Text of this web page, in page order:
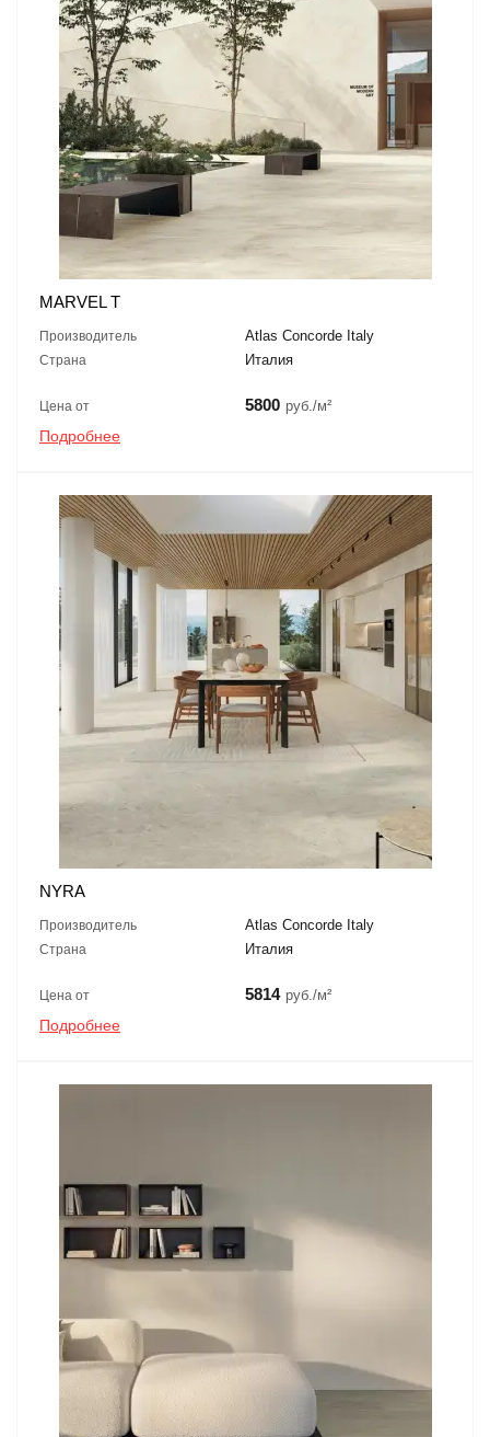
MARVEL T
Производитель Atlas Concorde Italy
Страна Италия
Цена от 5800 руб./м²
Подробнее
NYRA
Производитель Atlas Concorde Italy
Страна Италия
Цена от 5814 руб./м²
Подробнее